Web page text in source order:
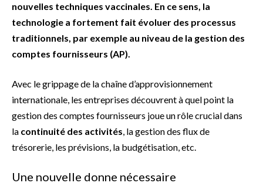
nouvelles techniques vaccinales. En ce sens, la
technologie a fortement fait évoluer des processus
traditionnels, par exemple au niveau de la gestion des
comptes fournisseurs (AP).
Avec le grippage de la chaîne d’approvisionnement
internationale, les entreprises découvrent à quel point la
gestion des comptes fournisseurs joue un rôle crucial dans
la continuité des activités, la gestion des flux de
trésorerie, les prévisions, la budgétisation, etc.
Une nouvelle donne nécessaire